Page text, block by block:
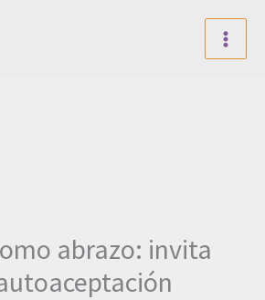
abrazo: invita